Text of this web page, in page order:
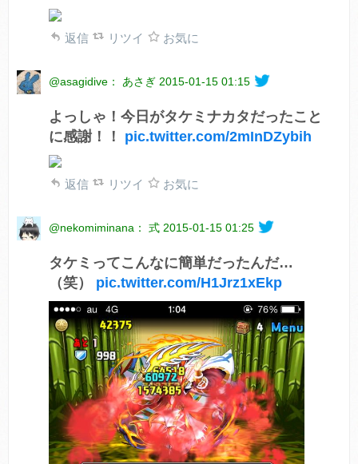
返信 リツイ お気に
@asagidive： あさぎ 2015-01-15 01:15
よっしゃ！今日がタケミナカタだったこと
に感謝！！ pic.twitter.com/2mInDZybih
返信 リツイ お気に
@nekomiminana： 式 2015-01-15 01:25
タケミってこんなに簡単だったんだ…
（笑） pic.twitter.com/H1Jrz1xEkp